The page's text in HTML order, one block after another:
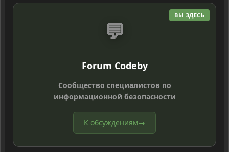
ВЫ ЗДЕСЬ
💬
Forum Codeby
Сообщество специалистов по
информационной безопасности
К обсуждениям→